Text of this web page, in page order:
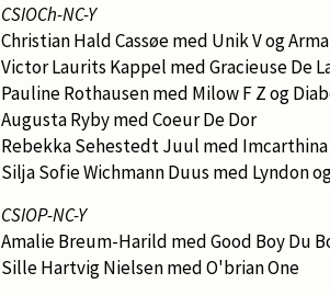
CSIOCh-NC-Y
Christian Hald Cassøe med Unik V og
Victor Laurits Kappel med Gracieuse De
Pauline Rothausen med Milow F Z og
Augusta Ryby med Coeur De Dor
Rebekka Sehestedt Juul med
Silja Sofie Wichmann Duus med Lyndon
CSIOP-NC-Y
Amalie Breum-Harild med Good Boy Du
Sille Hartvig Nielsen med O'brian One